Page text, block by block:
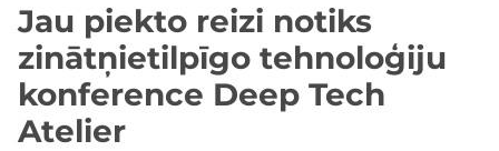
Jau piekto reizi notiks
zinātņietilpīgo tehnoloģiju
konference Deep Tech
Atelier